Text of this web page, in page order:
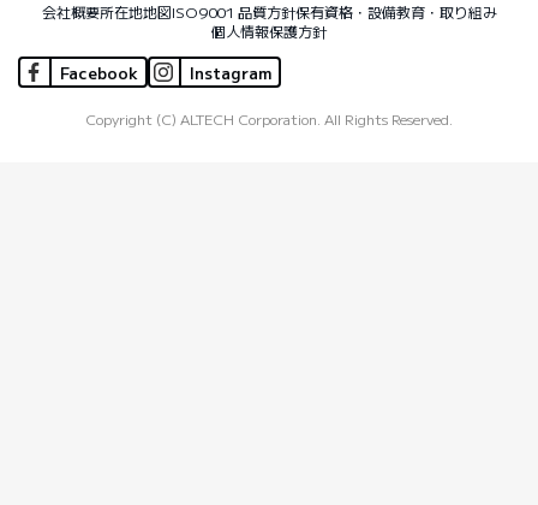
会社概要所在地地図ISO9001 品質方針保有資格・設備教育・取り組み
個人情報保護方針
Facebook Instagram
Copyright (C) ALTECH Corporation. All Rights Reserved.